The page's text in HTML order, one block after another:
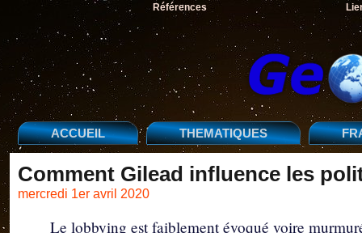
Références
ACCUEIL THEMATIQUES
Comment Gilead influence les
mercredi 1er avril 2020
Le lobbying est faiblement évoqué voire